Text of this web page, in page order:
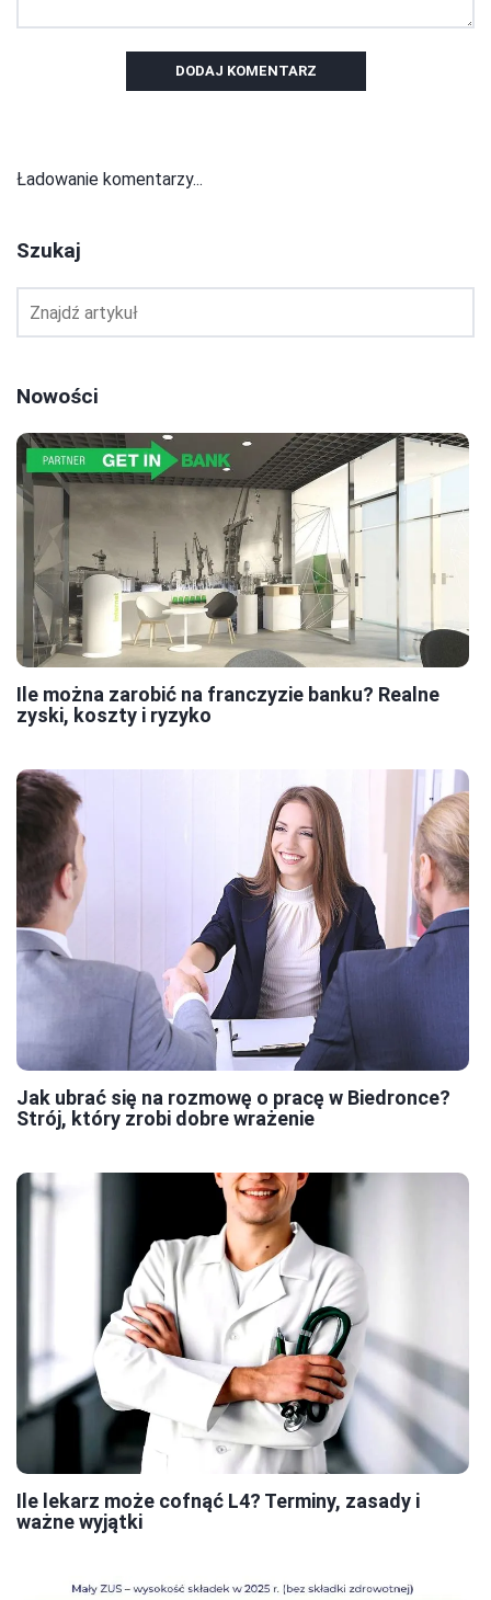
DODAJ KOMENTARZ
Ładowanie komentarzy...
Szukaj
Nowości
Ile można zarobić na franczyzie banku? Realne
zyski, koszty i ryzyko
Jak ubrać się na rozmowę o pracę w Biedronce?
Strój, który zrobi dobre wrażenie
Ile lekarz może cofnąć L4? Terminy, zasady i
ważne wyjątki